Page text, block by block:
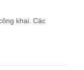
khai. Các